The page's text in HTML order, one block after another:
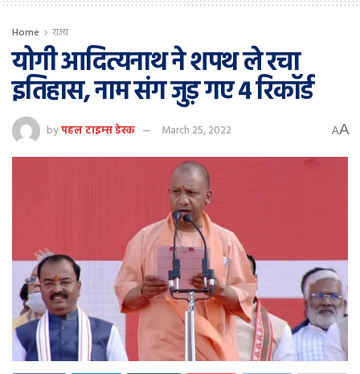
Home राज्य
योगी आदित्यनाथ ने शपथ ले रचा
इतिहास, नाम संग जुड़ गए 4 रिकॉर्ड
byपहल टाइम्स डेस्क March 25, 2022 AA